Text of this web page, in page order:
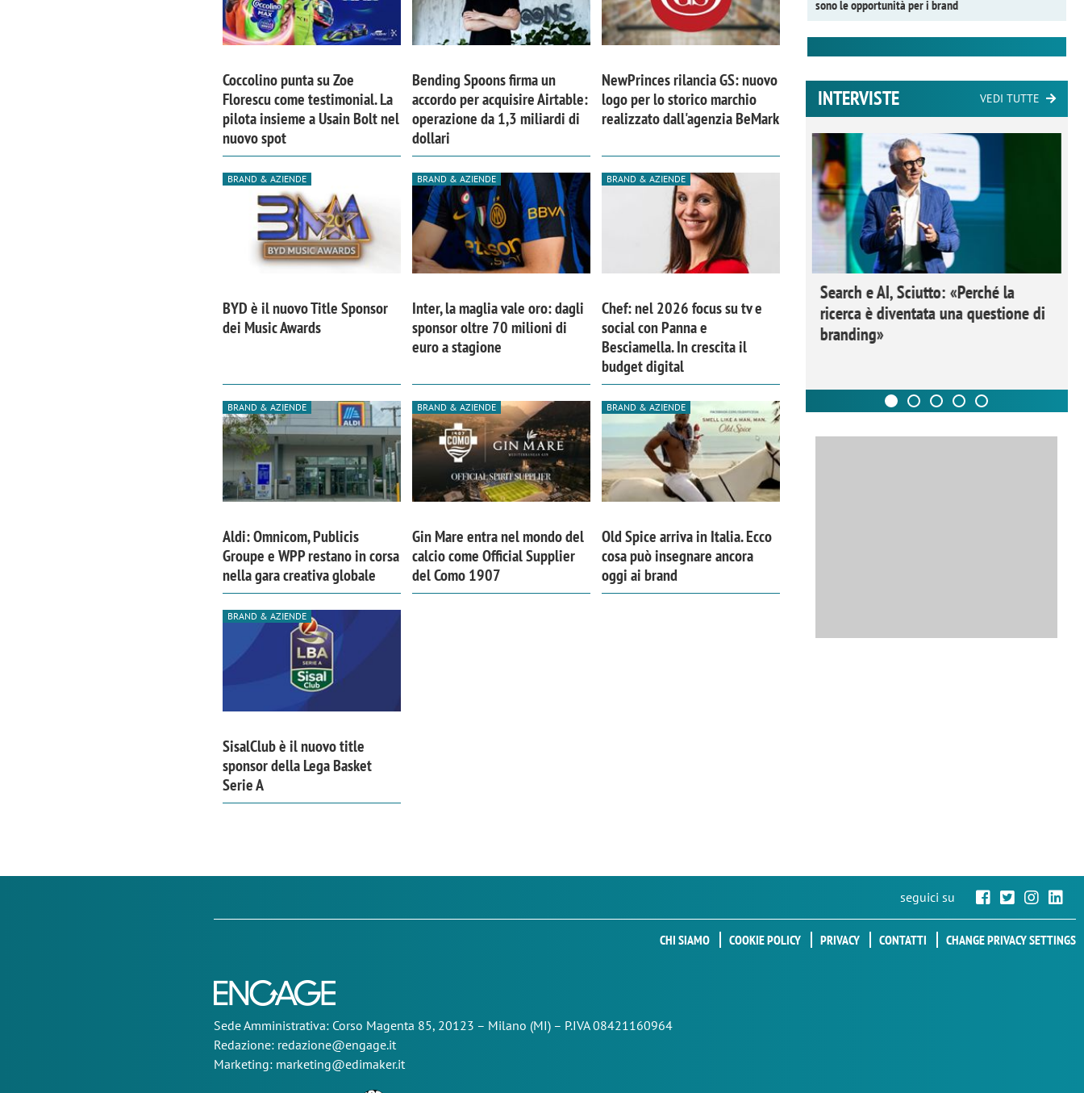
Coccolino punta su Zoe
Florescu come testimonial. La
pilota insieme a Usain Bolt nel
nuovo spot
Bending Spoons firma un
accordo per acquisire Airtable:
operazione da 1,3 miliardi di
dollari
NewPrinces rilancia GS: nuovo
logo per lo storico marchio
realizzato dall'agenzia BeMark
BRAND & AZIENDE
BYD è il nuovo Title Sponsor
dei Music Awards
BRAND & AZIENDE
Inter, la maglia vale oro: dagli
sponsor oltre 70 milioni di
euro a stagione
BRAND & AZIENDE
Chef: nel 2026 focus su tv e
social con Panna e
Besciamella. In crescita il
budget digital
BRAND & AZIENDE
Aldi: Omnicom, Publicis
Groupe e WPP restano in corsa
nella gara creativa globale
BRAND & AZIENDE
Gin Mare entra nel mondo del
calcio come Official Supplier
del Como 1907
BRAND & AZIENDE
Old Spice arriva in Italia. Ecco
cosa può insegnare ancora
oggi ai brand
BRAND & AZIENDE
SisalClub è il nuovo title
sponsor della Lega Basket
Serie A
sono le opportunità per i brand
INTERVISTE VEDI TUTTE
comunicazione crea un brand food:
«Marketing e prodotto devono
«La creatività resta centrale, l’AI deve
amplificare il talento»
Doxa: «Non basta più descrivere i
fenomeni: bisogna comprenderli e
tradurli in azioni»
Search e AI, Sciutto: «Perché la
ricerca è diventata una questione di
branding»
seguici su
CHI SIAMO COOKIE POLICY PRIVACY CONTATTI CHANGE PRIVACY SETTINGS
SedeAmministrativa: Corso Magenta 85, 20123 – Milano (MI) – P.IVA 08421160964
Redazione: redazione@engage.it
Marketing: marketing@edimaker.it